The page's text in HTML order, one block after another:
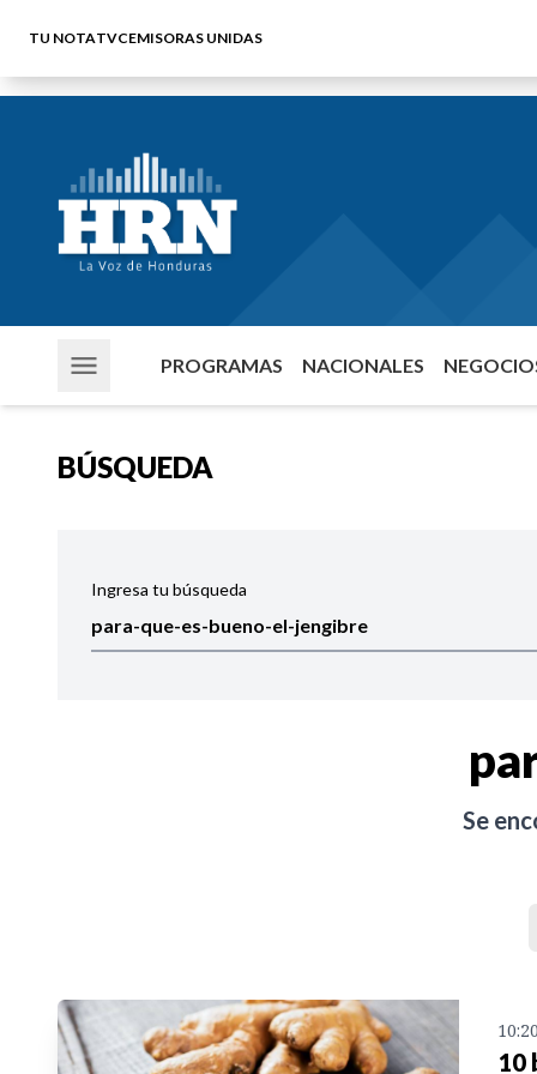
TU NOTATVCEMISORAS UNIDAS
PROGRAMAS NACIONALES
BÚSQUEDA
Ingresa tu búsqueda
Se
10